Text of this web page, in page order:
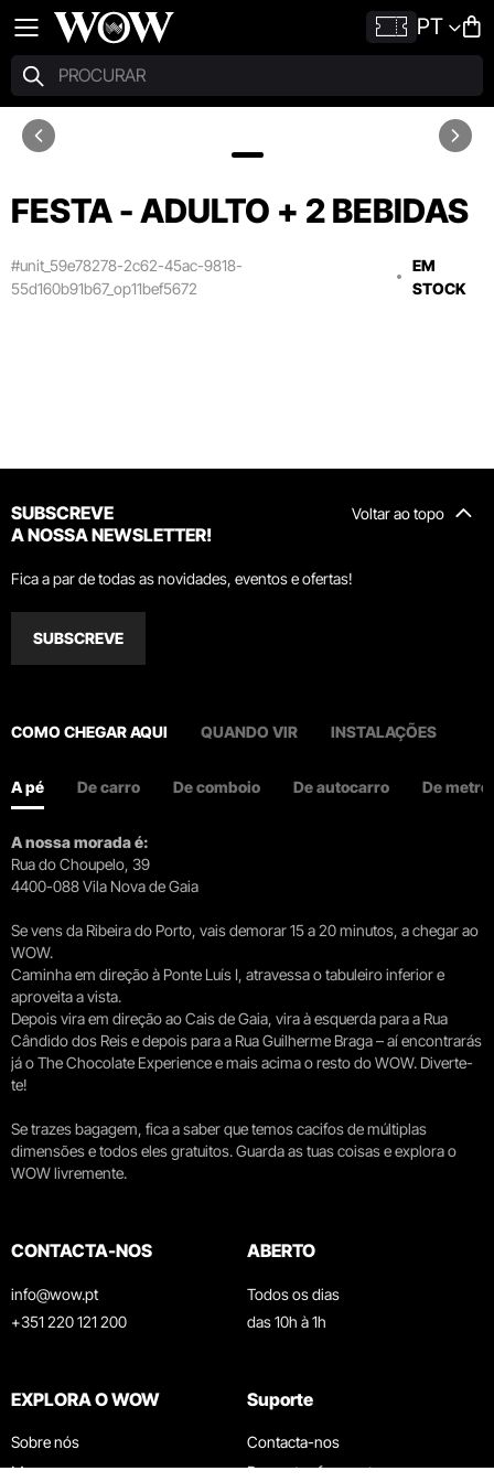
PT
FESTA - ADULTO + 2 BEBIDAS
#unit_59e78278-2c62-45ac-9818-
55d160b91b67_op11bef5672
EM
STOCK
Voltar ao topo
SUBSCREVE
A NOSSA NEWSLETTER!
Fica a par de todas as novidades, eventos e ofertas!
SUBSCREVE
COMO CHEGAR AQUI QUANDO VIR INSTALAÇÕES
A pé De carro De comboio De autocarro De metro
A nossa morada é:
Rua do Choupelo, 39
4400-088 Vila Nova de Gaia
Se vens da Ribeira do Porto, vais demorar 15 a 20 minutos, a chegar ao
WOW.
Caminha em direção à Ponte Luís I, atravessa o tabuleiro inferior e
aproveita a vista.
Depois vira em direção ao Cais de Gaia, vira à esquerda para a Rua
Cândido dos Reis e depois para a Rua Guilherme Braga – aí encontrarás
já o The Chocolate Experience e mais acima o resto do WOW. Diverte-
te!
Se trazes bagagem, fica a saber que temos cacifos de múltiplas
dimensões e todos eles gratuitos. Guarda as tuas coisas e explora o
WOW livremente.
CONTACTA-NOS
info@wow.pt
+351 220 121 200
ABERTO
Todos os dias
das 10h à 1h
EXPLORA O WOW
Sobre nós
Museus
Suporte
Contacta-nos
Perguntas frequentes